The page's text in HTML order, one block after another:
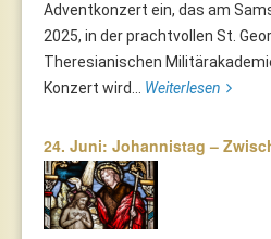
Adventkonzert ein, das am
2025, in der prachtvollen St.
Theresianischen
Konzert wird... Weiterlesen
24. Juni: Johannistag –